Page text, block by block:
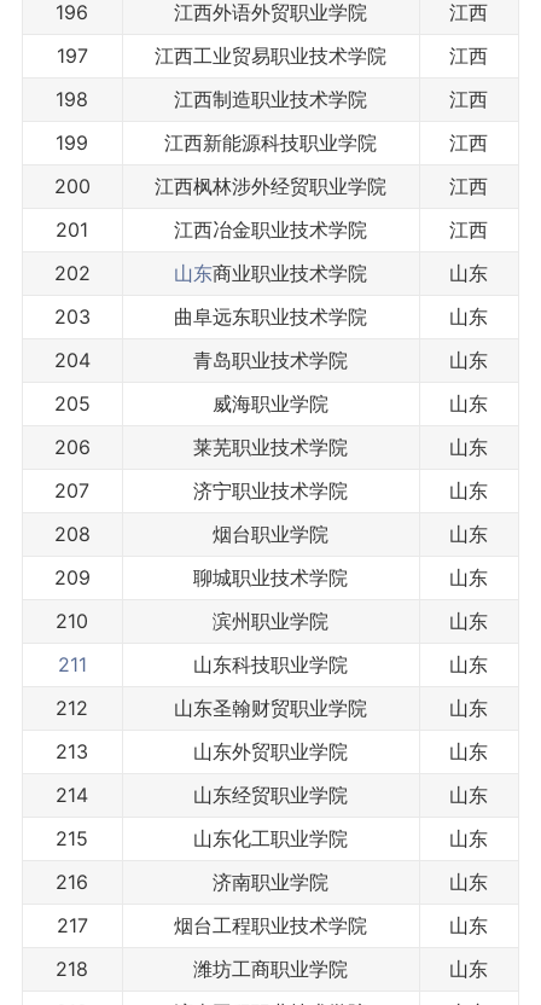
196
江西外语外贸职业学院
江西
197
江西工业贸易职业技术学院
江西
198
江西制造职业技术学院
江西
199
江西新能源科技职业学院
江西
200
江西枫林涉外经贸职业学院
江西
201
江西冶金职业技术学院
江西
202
山东商业职业技术学院
山东
203
曲阜远东职业技术学院
山东
204
青岛职业技术学院
山东
205
威海职业学院
山东
206
莱芜职业技术学院
山东
207
济宁职业技术学院
山东
208
烟台职业学院
山东
209
聊城职业技术学院
山东
210
滨州职业学院
山东
211
山东科技职业学院
山东
212
山东圣翰财贸职业学院
山东
213
山东外贸职业学院
山东
214
山东经贸职业学院
山东
215
山东化工职业学院
山东
216
济南职业学院
山东
217
烟台工程职业技术学院
山东
218
潍坊工商职业学院
山东